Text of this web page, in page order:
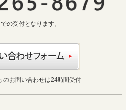
の受付となります。
のお問い合わせは24時間受付